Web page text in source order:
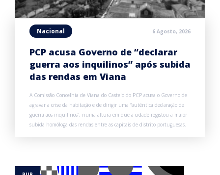
Nacional 6 Agosto, 2026
PCP acusa Governo de “declarar
guerra aos inquilinos” após subida
das rendas em Viana
A Comissão Concelhia de Viana do Castelo do PCP acusa o Governo de
agravar a crise da habitação e de dirigir uma “autêntica declaração de
guerra aos inquilinos”, numa altura em que a cidade registou a maior
subida homóloga das rendas entre as capitais de distrito portuguesas.